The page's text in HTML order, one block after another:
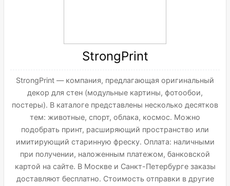
StrongPrint
StrongPrint — компания, предлагающая оригинальный
декор для стен (модульные картины, фотообои,
постеры). В каталоге представлены несколько десятков
тем: животные, спорт, облака, космос. Можно
подобрать принт, расширяющий пространство или
имитирующий старинную фреску. Оплата: наличными
при получении, наложенным платежом, банковской
картой на сайте. В Москве и Санкт-Петербурге заказы
доставляют бесплатно. Стоимость отправки в другие